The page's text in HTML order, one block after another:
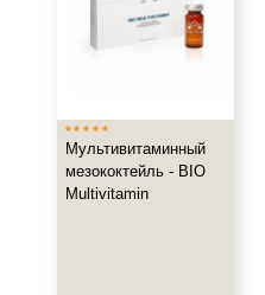
Обновление
Осветление
Назначение против
Акне
Алопеция
Мультивитаминный
мезококтейль - BIO
Multivitamin